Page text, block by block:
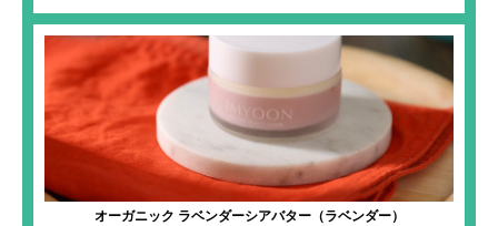
オーガニック ラベンダーシアバター（ラベンダー）